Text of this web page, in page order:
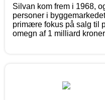
Silvan kom frem i 1968,
personer i
primære fokus på salg til
omegn af 1 milliard